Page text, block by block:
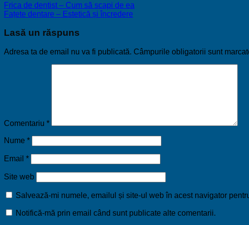
Frica de dentist – Cum să scapi de ea
Fațete dentare – Estetică și încredere
Lasă un răspuns
Adresa ta de email nu va fi publicată. Câmpurile obligatorii sunt
Comentariu *
Nume *
Email *
Site web
Salvează-mi numele, emailul și site-ul web în acest navigator
Notifică-mă prin email când sunt publicate alte comentarii.